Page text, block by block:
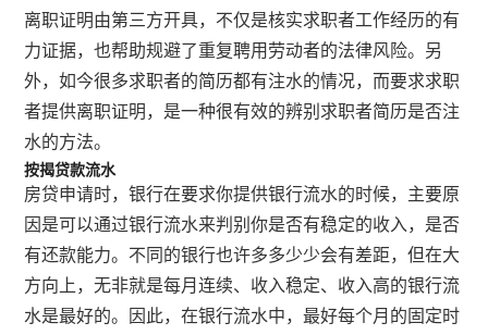
离职证明由第三方开具，不仅是核实求职者工作经历的有
力证据，也帮助规避了重复聘用劳动者的法律风险。另
外，如今很多求职者的简历都有注水的情况，而要求求职
者提供离职证明，是一种很有效的辨别求职者简历是否注
水的方法。
按揭贷款流水
房贷申请时，银行在要求你提供银行流水的时候，主要原
因是可以通过银行流水来判别你是否有稳定的收入，是否
有还款能力。不同的银行也许多多少少会有差距，但在大
方向上，无非就是每月连续、收入稳定、收入高的银行流
水是最好的。因此，在银行流水中，最好每个月的固定时